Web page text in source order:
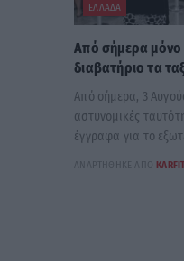
ΕΛΛΆΔΑ
Από σήμερα μόνο
διαβατήριο τα
Από σήμερα, 3
αστυνομικές
έγγραφα για το
ΑΝΑΡΤΉΘΗΚΕ ΑΠΌ